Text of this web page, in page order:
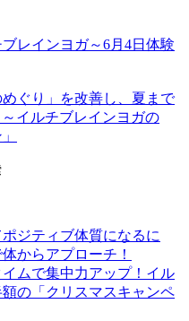
レインヨガ～6月4日体験
ぐり」を改善し、夏まで
イルチブレインヨガの
ジティブ体質になるに
からアプローチ！
ムで集中力アップ！イル
の「クリスマスキャンペ